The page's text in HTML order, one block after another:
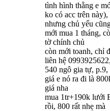
tình hình thằng e
ko có acc trên
nhưng chủ yếu
mới mua 1 tháng,
tờ chính chủ
còn mới toanh, chỉ
liên hệ
540 ngô gia tự,
giá e nó ra đi là
giá nha
mua 1tr+190k lưới
rồi, 800 rất nhẹ mà